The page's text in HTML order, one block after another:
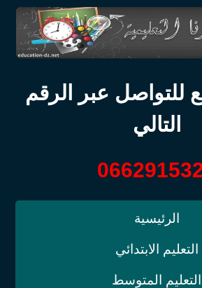
للتواصل عبر الرقم
التالي
الرئيسية
التعليم الابتدائي
التعليم المتوسط